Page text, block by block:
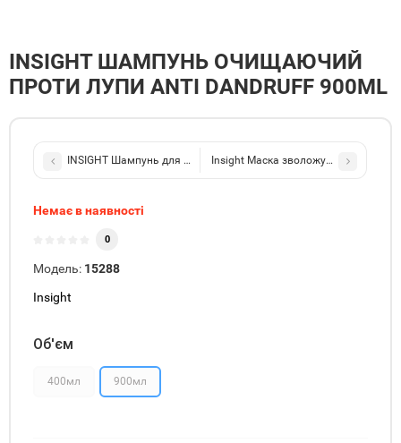
INSIGHT ШАМПУНЬ ОЧИЩАЮЧИЙ
ПРОТИ ЛУПИ ANTI DANDRUFF 900ML
INSIGHT Шампунь для жирної шкіри голови Rebalancing 900мл
Insight Маска зволожуюча для всіх
Немає в наявності
0
Модель: 15288
Insight
Об'єм
400мл 900мл